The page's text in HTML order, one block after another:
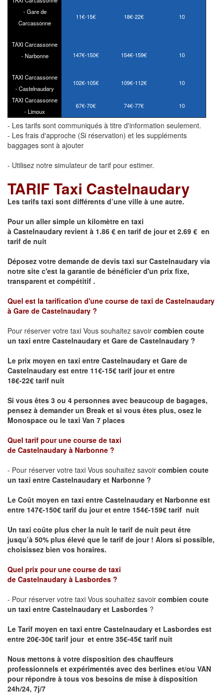
- Gare de
Carcassonne
11€-15€ 18€-22€ 10
TAXI Carcassonne
- Narbonne
147€-150€ 154€-159€ 10
TAXI Carcassonne
- Castelnaudary
102€-105€ 109€-112€ 10
TAXI Carcassonne
- Limoux
67€-70€ 74€-77€ 10
- Les tarifs sont communiqués à titre d'information seulement.
- Les frais d'approche (Si réservation) et les suppléments
baggages sont à ajouter
- Utilisez notre simulateur de tarif pour estimer.
TARIF Taxi Castelnaudary
Les tarifs taxi sont différents d’une ville à une autre.
Pour un aller simple un kilomètre en taxi
à Castelnaudary revient à 1.86 € en tarif de jour et 2.69 € en
tarif de nuit
Déposez votre demande de devis taxi surCastelnaudary via
notre site c'est la garantie de bénéficier d'un prix fixe,
transparent et compétitif .
Quel est la tarification d'une course de taxi de Castelnaudary
à Gare de Castelnaudary ?
Pour réserver votre taxi Vous souhaitez savoir combien coute
un taxi entre Castelnaudary et Gare de Castelnaudary ?
Le prix moyen en taxi entre Castelnaudary et Gare de
Castelnaudary est entre 11€-15€ tarif jour et entre
18€-22€ tarif nuit
Si vous êtes 3 ou 4 personnes avec beaucoup de bagages,
pensez à demander un Break et si vous êtes plus, osez le
Monospace ou le taxi Van 7 places
Quel tarif pour une course de taxi
de Castelnaudary à Narbonne ?
- Pour réserver votre taxi Vous souhaitez savoir combien coute
un taxi entre Castelnaudary et Narbonne ?
Le Coût moyen en taxi entre Castelnaudary et Narbonne est
entre 147€-150€ tarif du jour et entre 154€-159€ tarif nuit
Un taxi coûte plus cher la nuit le tarif de nuit peut être
jusqu’à 50% plus élevé que le tarif de jour ! Alors si possible,
choisissez bien vos horaires.
Quel prix pour une course de taxi
de Castelnaudary à Lasbordes ?
- Pour réserver votre taxi Vous souhaitez savoir combien coute
un taxi entre Castelnaudary et Lasbordes ?
Le Tarif moyen en taxi entre Castelnaudary et Lasbordes est
entre 20€-30€ tarif jour et entre 35€-45€ tarif nuit
Nous mettons à votre disposition des chauffeurs
professionnels et expérimentés avec des berlines et/ou VAN
pour répondre à tous vos besoins de mise à disposition
24h/24, 7j/7